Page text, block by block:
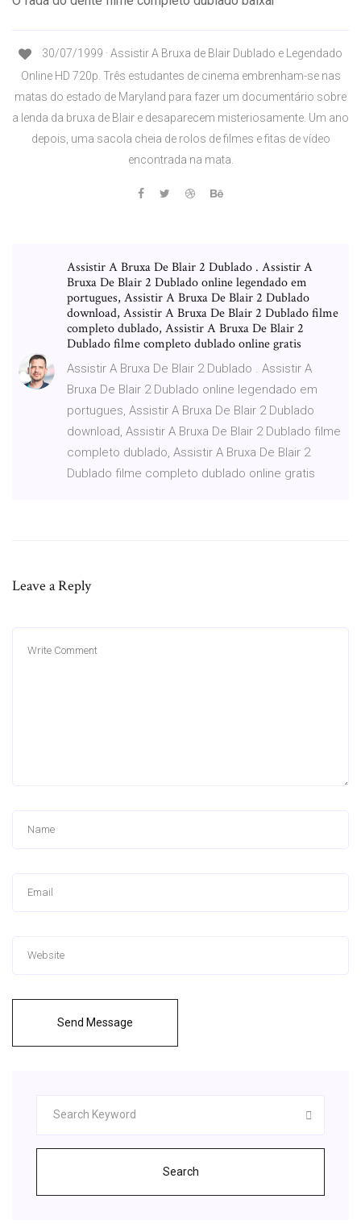
30/07/1999 · Assistir A Bruxa de Blair Dublado e Legendado
Online HD 720p. Três estudantes de cinema embrenham-se nas
matas do estado de Maryland para fazer um documentário sobre
a lenda da bruxa de Blair e desaparecem misteriosamente. Um ano
depois, uma sacola cheia de rolos de filmes e fitas de vídeo
encontrada na mata.
Assistir A Bruxa De Blair 2 Dublado . Assistir A
Bruxa De Blair 2 Dublado online legendado em
portugues, Assistir A Bruxa De Blair 2 Dublado
download, Assistir A Bruxa De Blair 2 Dublado filme
completo dublado, Assistir A Bruxa De Blair 2
Dublado filme completo dublado online gratis
Assistir A Bruxa De Blair 2 Dublado . Assistir A
Bruxa De Blair 2 Dublado online legendado em
portugues, Assistir A Bruxa De Blair 2 Dublado
download, Assistir A Bruxa De Blair 2 Dublado filme
completo dublado, Assistir A Bruxa De Blair 2
Dublado filme completo dublado online gratis
Leave a Reply
Send Message
Search